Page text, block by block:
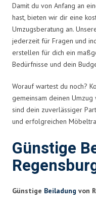
Damit du von Anfang an
hast, bieten wir dir eine
Umzugsberatung an.
jederzeit für Fragen und
erstellen für dich ein
Bedürfnisse und dein
Worauf wartest du noch?
gemeinsam deinen Umzug
sind dein zuverlässiger
und erfolgreichen
Günstige
Günstige Beiladung von